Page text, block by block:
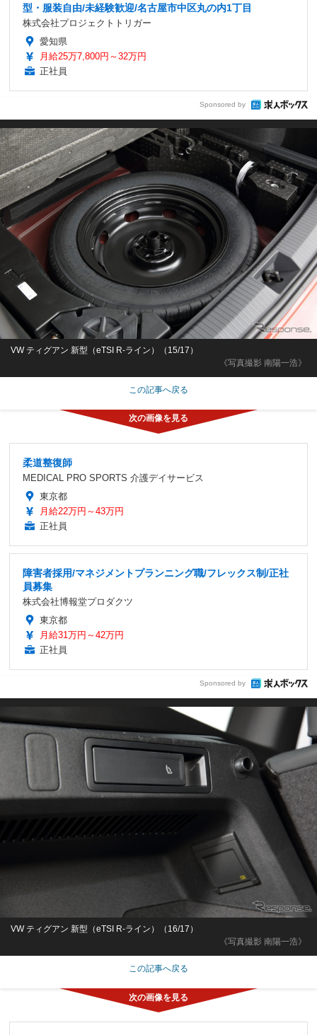
型・服装自由/未経験歓迎/名古屋市中区丸の内1丁目
株式会社プロジェクトトリガー
愛知県
月給25万7,800円～32万円
正社員
Sponsored by
《写真撮影 南陽一浩》
VW ティグアン 新型（eTSI R-ライン）（15/17）
この記事へ戻る
柔道整復師
MEDICAL PRO SPORTS 介護デイサービス
東京都
月給22万円～43万円
正社員
障害者採用/マネジメントプランニング職/フレックス制/正社
員募集
株式会社博報堂プロダクツ
東京都
月給31万円～42万円
正社員
Sponsored by
《写真撮影 南陽一浩》
VW ティグアン 新型（eTSI R-ライン）（16/17）
この記事へ戻る